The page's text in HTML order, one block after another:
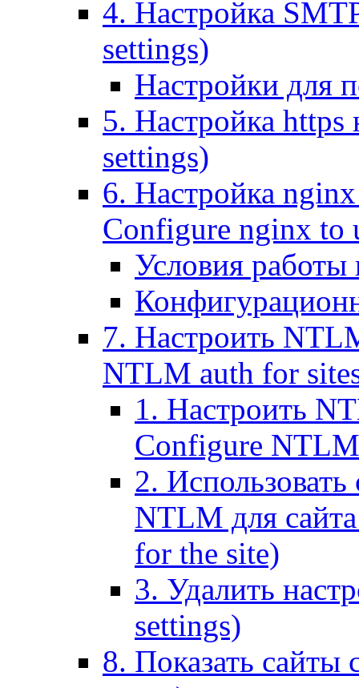
4. Настройка
settings)
Настройки для
5. Настройка https
settings)
6. Настройка
Configure nginx to
Условия работы
7. Настроить
NTLM auth for
1. Настроить
Configure
2.
NTLM для
for the site)
3. Удалить
settings)
8. Показать